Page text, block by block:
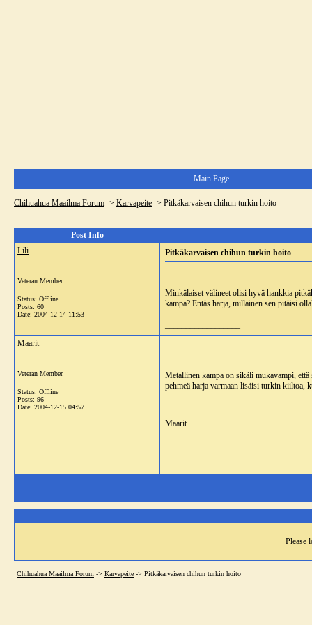
Main Page
Chihuahua Maailma Forum -> Karvapeite -> Pitkäkarvaisen chihun turkin hoito
Post Info
Lili
Veteran Member
Status: Offline
Posts: 60
Date: 2004-12-14 11:53
Pitkäkarvaisen chihun turkin hoito
Minkälaiset välineet olisi hyvä hankkia
kampa? Entäs harja, millainen sen pitäisi
Maarit
Veteran Member
Status: Offline
Posts: 96
Date: 2004-12-15 04:57
Metallinen kampa on sikäli mukavampi,
pehmeä harja varmaan lisäisi turkin kiiltoa,
Maarit
Please
Chihuahua Maailma Forum -> Karvapeite -> Pitkäkarvaisen chihun turkin hoito